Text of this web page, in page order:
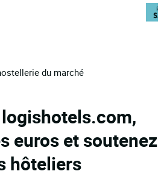
du marché
euros et soutenez
hôteliers